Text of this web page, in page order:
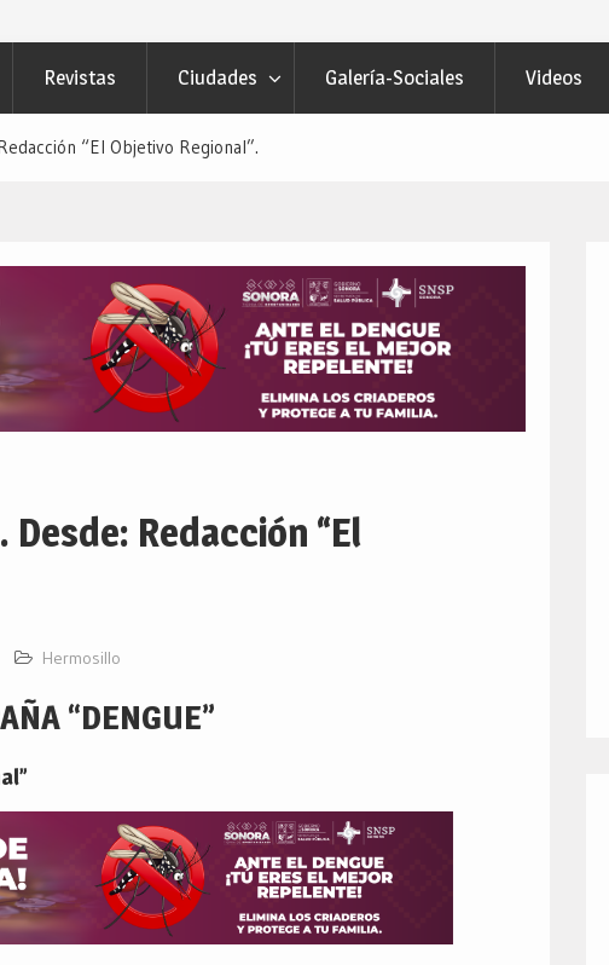
Revistas Ciudades Galería-Sociales Videos
“El Objetivo Regional”.
Desde: Redacción “El
Hermosillo
“DENGUE”